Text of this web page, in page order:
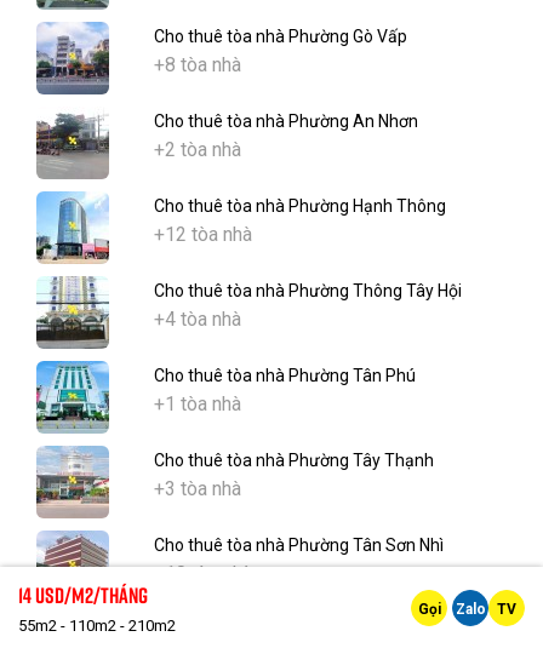
Cho thuê tòa nhà Phường Gò Vấp
+8 tòa nhà
Cho thuê tòa nhà Phường An Nhơn
+2 tòa nhà
Cho thuê tòa nhà Phường Hạnh Thông
+12 tòa nhà
Cho thuê tòa nhà Phường Thông Tây Hội
+4 tòa nhà
Cho thuê tòa nhà Phường Tân Phú
+1 tòa nhà
Cho thuê tòa nhà Phường Tây Thạnh
+3 tòa nhà
Cho thuê tòa nhà Phường Tân Sơn Nhì
+10 tòa nhà
Cho thuê tòa nhà Phường Phú Thọ Hòa
14 Usd/m2/tháng
55m2 - 110m2 - 210m2
Gọi Zalo TV